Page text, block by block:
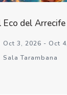
Eco del Arrecife
Oct 3, 2026 - Oct
Sala Tarambana